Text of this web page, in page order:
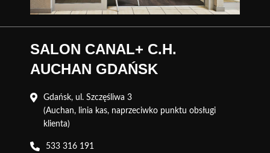
SALON CANAL+ C.H.
AUCHAN GDAŃSK
Gdańsk, ul. Szczęśliwa 3
(Auchan, linia kas, naprzeciwko punktu obsługi
klienta)
533 316 191